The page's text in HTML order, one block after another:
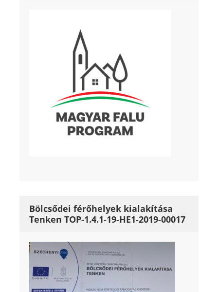
Bölcsődei férőhelyek kialakítása
Tenken TOP-1.4.1-19-HE1-2019-00017